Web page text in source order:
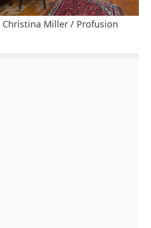
Christina Miller / Profusion